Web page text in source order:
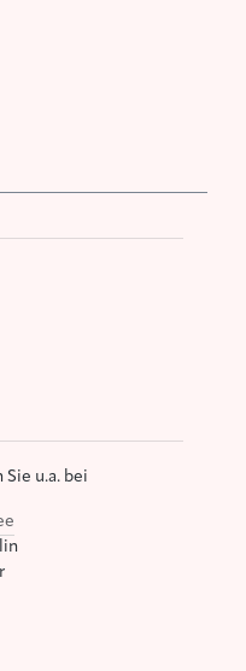
u.a. bei